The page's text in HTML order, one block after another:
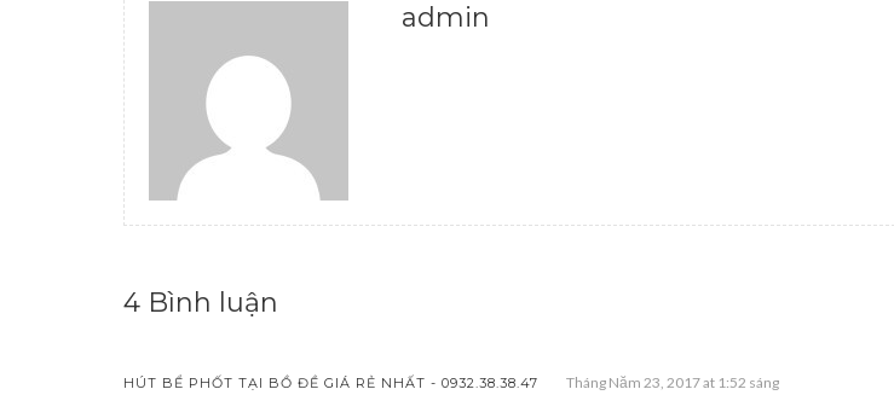
admin
4 Bình luận
HÚT BỂ PHỐT TẠI BỒ ĐỀ GIÁ RẺ NHẤT - 0932.38.38.47 Tháng Năm 23, 2017 at 1:52 sáng